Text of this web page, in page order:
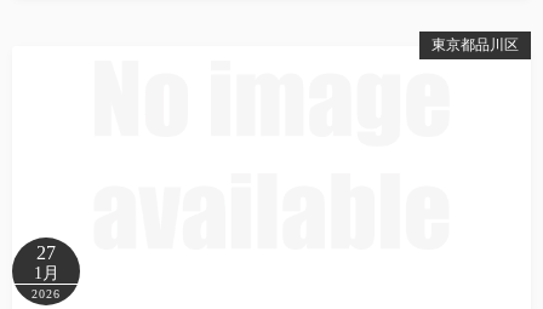
東京都品川区
27
1月
2026